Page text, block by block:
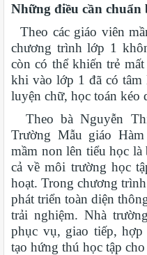
Những điều cần chuẩn
Theo các giáo viên
chương trình lớp 1
còn có thể khiến trẻ
khi vào lớp 1 đã có
luyện chữ, học toán kéo
Theo bà Nguyễn
Trường Mẫu giáo
mầm non lên tiểu học
cả về môi trường học
hoạt. Trong chương
phát triển toàn diện
trải nghiệm. Nhà
phục vụ, giao tiếp,
tạo hứng thú học tập cho